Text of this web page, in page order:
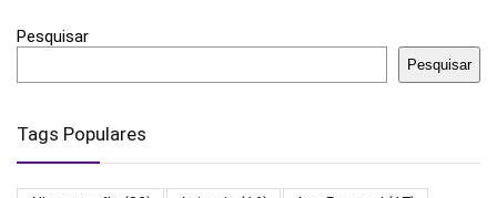
Pesquisar
Pesquisar
Tags Populares